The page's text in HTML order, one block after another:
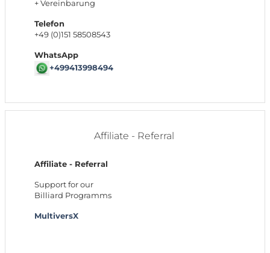
+ Vereinbarung
Telefon
+49 (0)151 58508543
WhatsApp
+499413998494
Affiliate - Referral
Affiliate - Referral
Support for our
Billiard Programms
MultiversX